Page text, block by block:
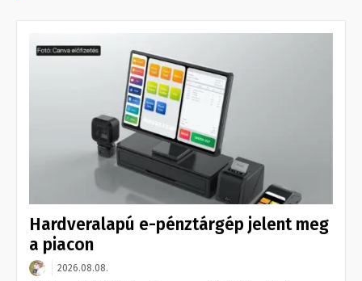
Hardveralapú e-pénztárgép jelent meg
a piacon
2026.08.08.